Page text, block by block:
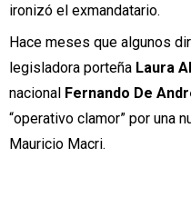
ironizó el exmandatario.
Hace meses que algunos
legisladora porteña Laura
nacional Fernando De
“operativo clamor” por una
Mauricio Macri.